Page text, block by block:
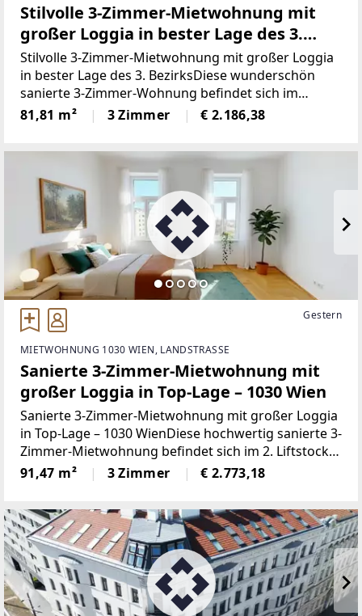
Stilvolle 3-Zimmer-Mietwohnung mit
großer Loggia in bester Lage des 3.
Bezirks
Stilvolle 3-Zimmer-Mietwohnung mit großer Loggia
in bester Lage des 3. BezirksDiese wunderschön
sanierte 3-Zimmer-Wohnung befindet sich im
Mezzanin eines historischen Altbaus in bester Lage
des 3. Bezirks. Sie überzeugt durch ihre
81,81 m² 3 Zimmer € 2.186,38
Gestern
MIETWOHNUNG 1030 WIEN, LANDSTRASSE
Sanierte 3-Zimmer-Mietwohnung mit
großer Loggia in Top-Lage – 1030 Wien
Sanierte 3-Zimmer-Mietwohnung mit großer Loggia
in Top-Lage – 1030 WienDiese hochwertig sanierte 3-
Zimmer-Mietwohnung befindet sich im 2. Liftstock
eines historischen Altbaus in begehrter Lage des 3.
Wiener Gemeindebezirks.Mit einer großzügigen
91,47 m² 3 Zimmer € 2.773,18